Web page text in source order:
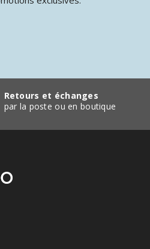
Retours et échanges
par la poste ou en boutique